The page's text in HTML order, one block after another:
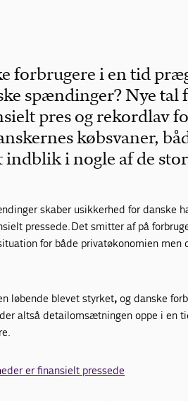
forbrugere i en tid
spændinger? Nye tal
pres og rekordlav
købsvaner,
i nogle af de
skaber usikkerhed for danske
pressede. Det smitter af på
for både privatøkonomien men
løbende blevet styrket, og danske
altså detailomsætningen oppe i en
er finansielt pressede